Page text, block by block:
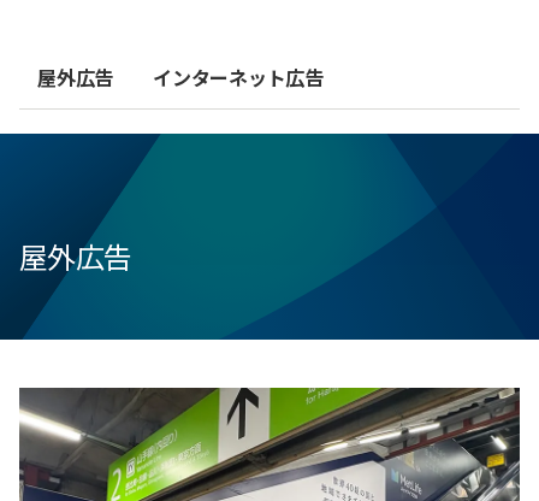
屋外広告 インターネット広告
屋外広告